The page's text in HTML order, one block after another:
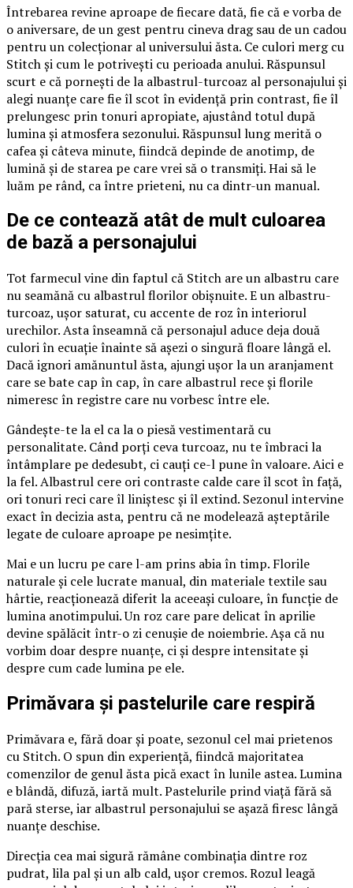
Întrebarea revine aproape de fiecare dată, fie că e vorba de
o aniversare, de un gest pentru cineva drag sau de un cadou
pentru un colecționar al universului ăsta. Ce culori merg cu
Stitch și cum le potrivești cu perioada anului. Răspunsul
scurt e că pornești de la albastrul-turcoaz al personajului și
alegi nuanțe care fie îl scot în evidență prin contrast, fie îl
prelungesc prin tonuri apropiate, ajustând totul după
lumina și atmosfera sezonului. Răspunsul lung merită o
cafea și câteva minute, fiindcă depinde de anotimp, de
lumină și de starea pe care vrei să o transmiți. Hai să le
luăm pe rând, ca între prieteni, nu ca dintr-un manual.
De ce contează atât de mult culoarea
de bază a personajului
Tot farmecul vine din faptul că Stitch are un albastru care
nu seamănă cu albastrul florilor obișnuite. E un albastru-
turcoaz, ușor saturat, cu accente de roz în interiorul
urechilor. Asta înseamnă că personajul aduce deja două
culori în ecuație înainte să așezi o singură floare lângă el.
Dacă ignori amănuntul ăsta, ajungi ușor la un aranjament
care se bate cap în cap, în care albastrul rece și florile
nimeresc în registre care nu vorbesc între ele.
Gândește-te la el ca la o piesă vestimentară cu
personalitate. Când porți ceva turcoaz, nu te îmbraci la
întâmplare pe dedesubt, ci cauți ce-l pune în valoare. Aici e
la fel. Albastrul cere ori contraste calde care îl scot în față,
ori tonuri reci care îl liniștesc și îl extind. Sezonul intervine
exact în decizia asta, pentru că ne modelează așteptările
legate de culoare aproape pe nesimțite.
Mai e un lucru pe care l-am prins abia în timp. Florile
naturale și cele lucrate manual, din materiale textile sau
hârtie, reacționează diferit la aceeași culoare, în funcție de
lumina anotimpului. Un roz care pare delicat în aprilie
devine spălăcit într-o zi cenușie de noiembrie. Așa că nu
vorbim doar despre nuanțe, ci și despre intensitate și
despre cum cade lumina pe ele.
Primăvara și pastelurile care respiră
Primăvara e, fără doar și poate, sezonul cel mai prietenos
cu Stitch. O spun din experiență, fiindcă majoritatea
comenzilor de genul ăsta pică exact în lunile astea. Lumina
e blândă, difuză, iartă mult. Pastelurile prind viață fără să
pară sterse, iar albastrul personajului se așază firesc lângă
nuanțe deschise.
Direcția cea mai sigură rămâne combinația dintre roz
pudrat, lila pal și un alb cald, ușor cremos. Rozul leagă